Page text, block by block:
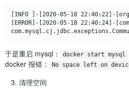
[INFO ]-[2020-05-18 22:40:22]-
[ERROR]-[2020-05-18
于是重启 mysql： docker start mysql
docker 报错： No space left on
清理空间